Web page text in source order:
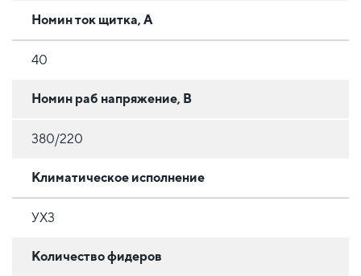
Номин ток щитка, А
40
Номин раб напряжение, В
380/220
Климатическое исполнение
УХ3
Количество фидеров